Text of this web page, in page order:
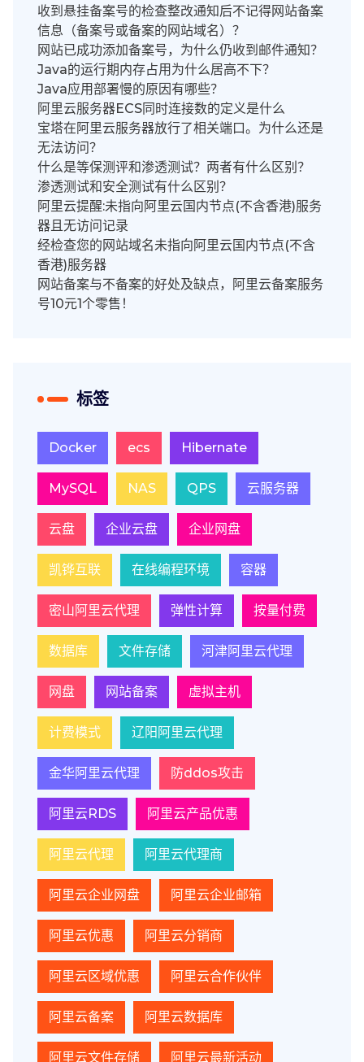
收到悬挂备案号的检查整改通知后不记得网站备案
信息（备案号或备案的网站域名）？
网站已成功添加备案号，为什么仍收到邮件通知？
Java的运行期内存占用为什么居高不下？
Java应用部署慢的原因有哪些？
阿里云服务器ECS同时连接数的定义是什么
宝塔在阿里云服务器放行了相关端口。为什么还是
无法访问？
什么是等保测评和渗透测试？两者有什么区别？
渗透测试和安全测试有什么区别？
阿里云提醒:未指向阿里云国内节点(不含香港)服务
器且无访问记录
经检查您的网站域名未指向阿里云国内节点(不含
香港)服务器
网站备案与不备案的好处及缺点，阿里云备案服务
号10元1个零售！
标签
Docker ecs Hibernate
MySQL NAS QPS 云服务器
云盘 企业云盘 企业网盘
凯铧互联 在线编程环境 容器
密山阿里云代理 弹性计算 按量付费
数据库 文件存储 河津阿里云代理
网盘 网站备案 虚拟主机
计费模式 辽阳阿里云代理
金华阿里云代理 防ddos攻击
阿里云RDS 阿里云产品优惠
阿里云代理 阿里云代理商
阿里云企业网盘 阿里云企业邮箱
阿里云优惠 阿里云分销商
阿里云区域优惠 阿里云合作伙伴
阿里云备案 阿里云数据库
阿里云文件存储 阿里云最新活动